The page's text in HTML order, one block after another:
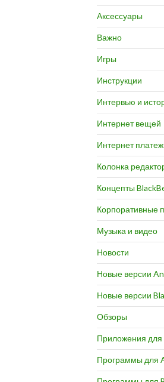
Аксессуары
Важно
Игры
Инструкции
Интервью и
Интернет вещей
Интернет
Колонка
Концепты
Корпоративные
Музыка и видео
Новости
Новые версии
Новые версии
Обзоры
Приложения для
Программы для